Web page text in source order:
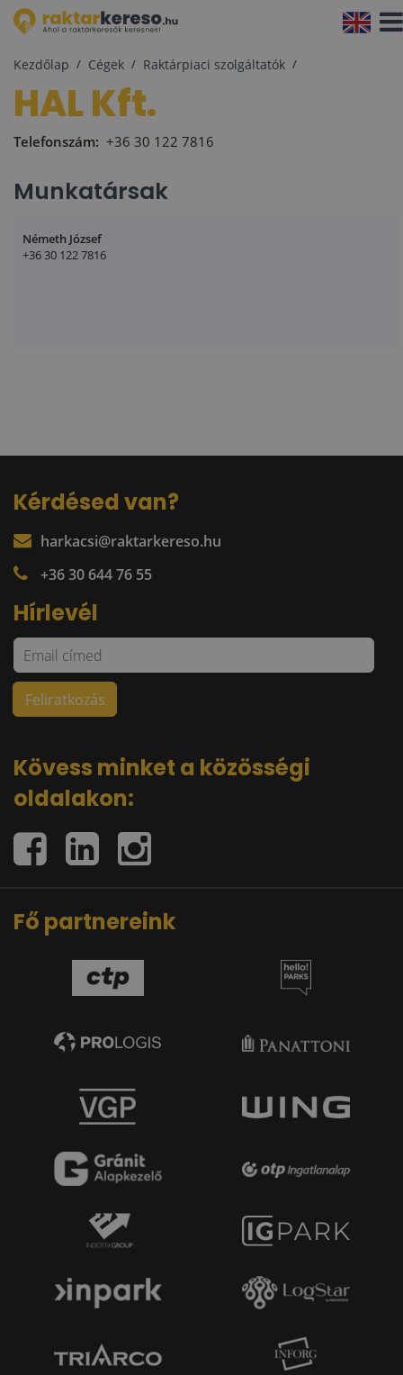
Kezdőlap Cégek Raktárpiaci szolgáltatók
HAL Kft.
Telefonszám: +36 30 122 7816
Munkatársak
Németh József
+36 30 122 7816
Kérdésed van?
harkacsi@raktarkereso.hu
+36 30 644 76 55
Hírlevél
Kövess minket a közösségi
oldalakon:
Fő partnereink